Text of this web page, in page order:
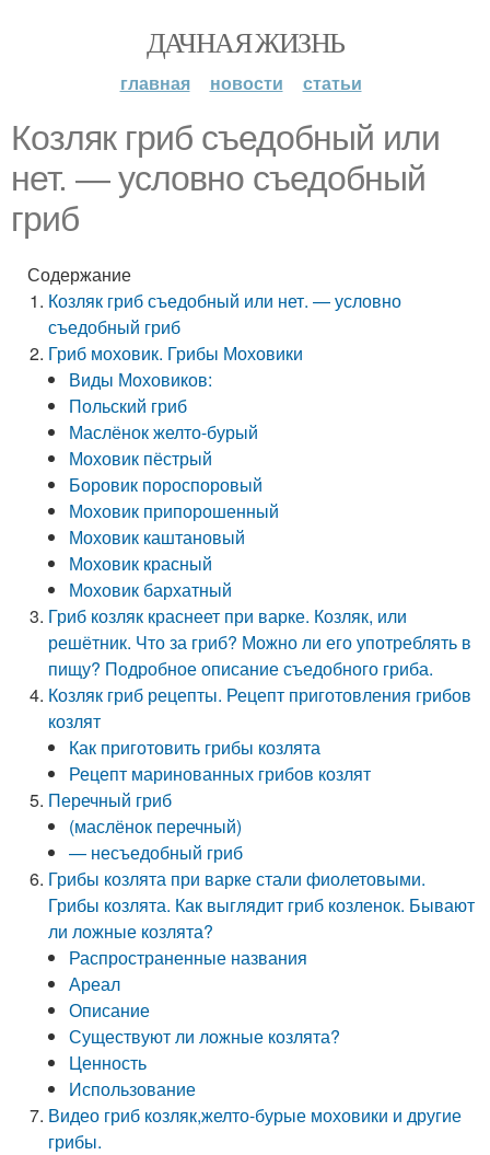
ДАЧНАЯ ЖИЗНЬ
главная новости статьи
Козляк гриб съедобный или
нет. — условно съедобный
гриб
Содержание
Козляк гриб съедобный или нет. — условно
съедобный гриб
Гриб моховик. Грибы Моховики
Виды Моховиков:
Польский гриб
Маслёнок желто-бурый
Моховик пёстрый
Боровик пороспоровый
Моховик припорошенный
Моховик каштановый
Моховик красный
Моховик бархатный
Гриб козляк краснеет при варке. Козляк, или
решётник. Что за гриб? Можно ли его употреблять в
пищу? Подробное описание съедобного гриба.
Козляк гриб рецепты. Рецепт приготовления грибов
козлят
Как приготовить грибы козлята
Рецепт маринованных грибов козлят
Перечный гриб
(маслёнок перечный)
— несъедобный гриб
Грибы козлята при варке стали фиолетовыми.
Грибы козлята. Как выглядит гриб козленок. Бывают
ли ложные козлята?
Распространенные названия
Ареал
Описание
Существуют ли ложные козлята?
Ценность
Использование
Видео гриб козляк,желто-бурые моховики и другие
грибы.